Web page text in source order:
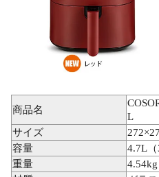
商品名
L
サイズ
容量
4.7L（
重量
4.54kg